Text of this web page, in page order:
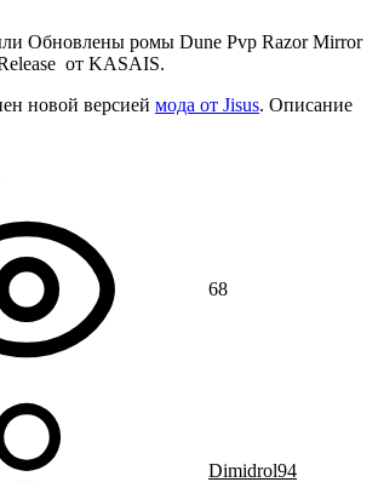
Обновлены ромы Dune Pvp Razor Mirror
от KASAIS.
новой версией мода от Jisus. Описание
68
Dimidrol94